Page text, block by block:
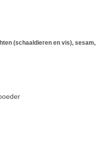
(schaaldieren en vis), sesam,